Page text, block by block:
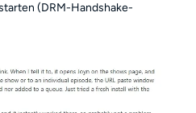
(DRM-Handshake-